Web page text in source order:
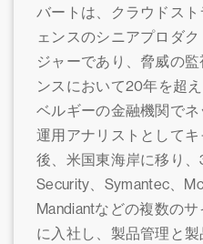
バートは、クラウドス
ェンスのシニアプロダ
ジャーであり、脅威の
ンスにおいて20年を超
ベルギーの金融機関で
運用アナリストとして
後、米国東海岸に移り
Security、Symantec、
Mandiantなどの複数の
に入社し、製品管理と